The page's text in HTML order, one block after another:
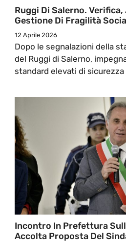
Ruggi Di Salerno. Verifica,
Gestione Di Fragilità
12 Aprile 2026
Dopo le segnalazioni della
del Ruggi di Salerno,
standard elevati di sicurezza
Incontro In Prefettura
Accolta Proposta Del